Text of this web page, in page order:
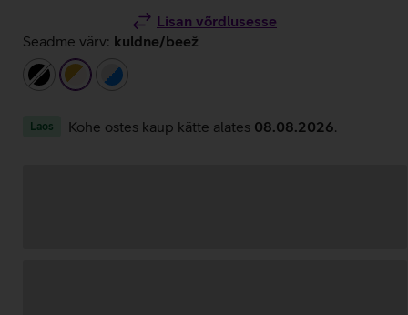
Lisan võrdlusesse
Seadme värv: kuldne/beež
mustkuldne/beežhõbedane/sinine
Laos Kohe ostes kaup kätte alates 08.08.2026